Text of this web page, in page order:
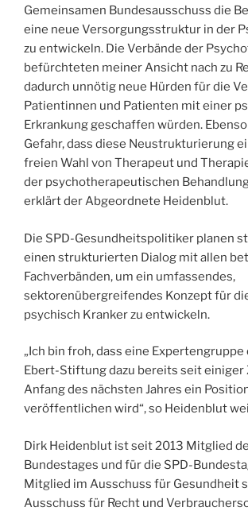
Gemeinsamen Bundesausschuss die
eine neue Versorgungsstruktur in der
zu entwickeln. Die Verbände der
befürchteten meiner Ansicht nach zu
dadurch unnötig neue Hürden für die
Patientinnen und Patienten mit einer
Erkrankung geschaffen würden.
Gefahr, dass diese Neustrukturierung
freien Wahl von Therapeut und
der psychotherapeutischen
erklärt der Abgeordnete Heidenblut.
Die SPD-Gesundheitspolitiker planen
einen strukturierten Dialog mit allen
Fachverbänden, um ein umfassendes,
sektorenübergreifendes Konzept für
psychisch Kranker zu entwickeln.
„Ich bin froh, dass eine
Ebert-Stiftung dazu bereits seit einiger
Anfang des nächsten Jahres ein
veröffentlichen wird“, so Heidenblut
Dirk Heidenblut ist seit 2013 Mitglied
Bundestages und für die SPD-
Mitglied im Ausschuss für Gesundheit
Ausschuss für Recht und